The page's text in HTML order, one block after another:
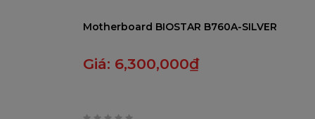
Motherboard BIOSTAR B760A-SILVER
Giá: 6,300,000₫